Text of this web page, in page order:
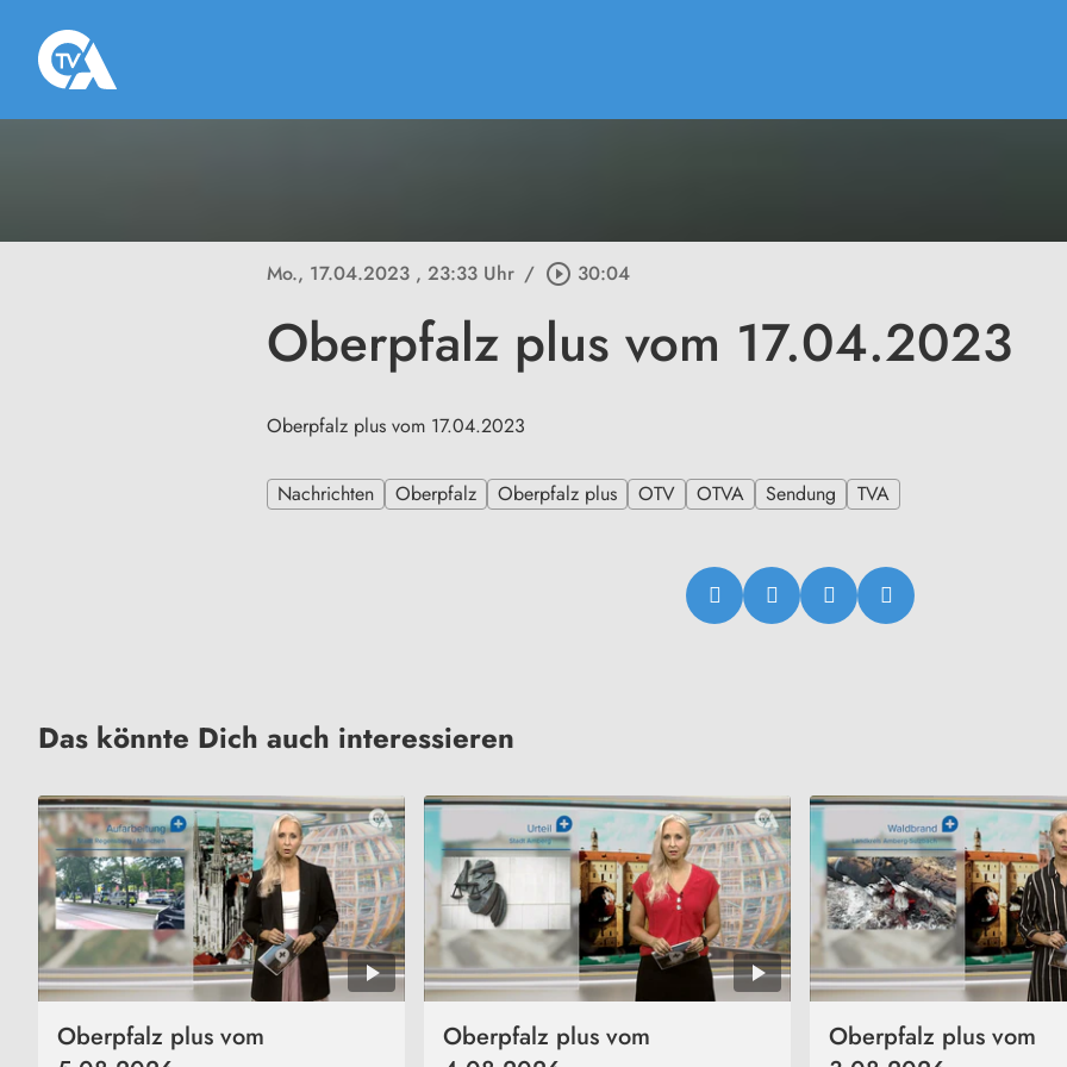
Mo., 17.04.2023 , 23:33 Uhr / play_circle_outline 30:04
Oberpfalz plus vom 17.04.2023
Oberpfalz plus vom 17.04.2023
Nachrichten Oberpfalz Oberpfalz plus OTV OTVA Sendung TVA
Das könnte Dich auch interessieren
Oberpfalz plus vom
Oberpfalz plus vom
Oberpfalz plus vom